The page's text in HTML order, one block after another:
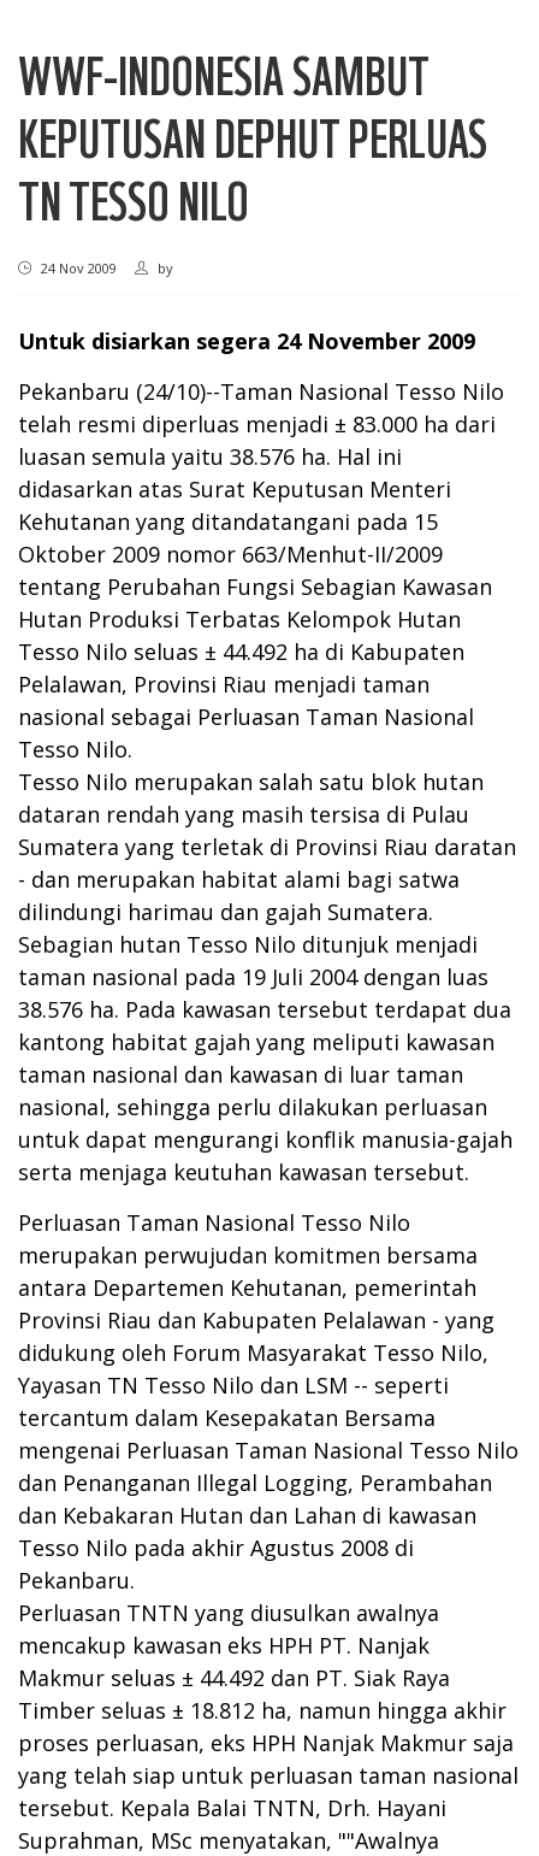
WWF-INDONESIA SAMBUT
KEPUTUSAN DEPHUT PERLUAS
TN TESSO NILO
24 Nov 2009 by
Untuk disiarkan segera 24 November 2009
Pekanbaru (24/10)--Taman Nasional Tesso Nilo
telah resmi diperluas menjadi ± 83.000 ha dari
luasan semula yaitu 38.576 ha. Hal ini
didasarkan atas Surat Keputusan Menteri
Kehutanan yang ditandatangani pada 15
Oktober 2009 nomor 663/Menhut-II/2009
tentang Perubahan Fungsi Sebagian Kawasan
Hutan Produksi Terbatas Kelompok Hutan
Tesso Nilo seluas ± 44.492 ha di Kabupaten
Pelalawan, Provinsi Riau menjadi taman
nasional sebagai Perluasan Taman Nasional
Tesso Nilo.
Tesso Nilo merupakan salah satu blok hutan
dataran rendah yang masih tersisa di Pulau
Sumatera yang terletak di Provinsi Riau daratan
- dan merupakan habitat alami bagi satwa
dilindungi harimau dan gajah Sumatera.
Sebagian hutan Tesso Nilo ditunjuk menjadi
taman nasional pada 19 Juli 2004 dengan luas
38.576 ha. Pada kawasan tersebut terdapat dua
kantong habitat gajah yang meliputi kawasan
taman nasional dan kawasan di luar taman
nasional, sehingga perlu dilakukan perluasan
untuk dapat mengurangi konflik manusia-gajah
serta menjaga keutuhan kawasan tersebut.
Perluasan Taman Nasional Tesso Nilo
merupakan perwujudan komitmen bersama
antara Departemen Kehutanan, pemerintah
Provinsi Riau dan Kabupaten Pelalawan - yang
didukung oleh Forum Masyarakat Tesso Nilo,
Yayasan TN Tesso Nilo dan LSM -- seperti
tercantum dalam Kesepakatan Bersama
mengenai Perluasan Taman Nasional Tesso Nilo
dan Penanganan Illegal Logging, Perambahan
dan Kebakaran Hutan dan Lahan di kawasan
Tesso Nilo pada akhir Agustus 2008 di
Pekanbaru.
Perluasan TNTN yang diusulkan awalnya
mencakup kawasan eks HPH PT. Nanjak
Makmur seluas ± 44.492 dan PT. Siak Raya
Timber seluas ± 18.812 ha, namun hingga akhir
proses perluasan, eks HPH Nanjak Makmur saja
yang telah siap untuk perluasan taman nasional
tersebut. Kepala Balai TNTN, Drh. Hayani
Suprahman, MSc menyatakan, ""Awalnya